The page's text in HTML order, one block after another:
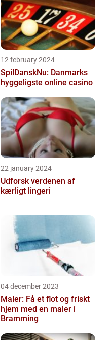
12 february 2024
SpilDanskNu: Danmarks
hyggeligste online casino
22 january 2024
Udforsk verdenen af
kærligt lingeri
04 december 2023
Maler: Få et flot og friskt
hjem med en maler i
Bramming